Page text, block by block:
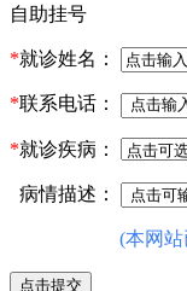
自助挂号
*就诊姓名：
*联系电话：
*就诊疾病：
病情描述：
(本网